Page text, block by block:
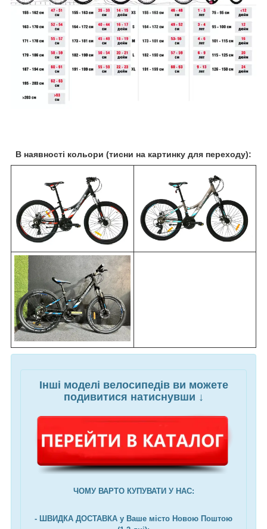
В наявності кольори (тисни на картинку для переходу):
Інші моделі велосипедів ви можете
подивитися натиснувши ↓
ЧОМУ ВАРТО КУПУВАТИ У НАС:
- ШВИДКА ДОСТАВКА у Ваше місто Новою Поштою